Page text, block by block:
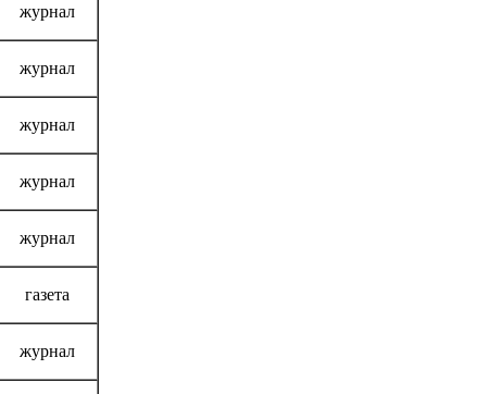
журнал
журнал
журнал
журнал
журнал
газета
журнал